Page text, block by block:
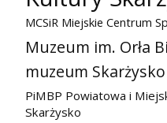
MCSiR Miejskie Centrum
Muzeum im. Orła
muzeum Skarżysko
PiMBP Powiatowa i
Skarżysko